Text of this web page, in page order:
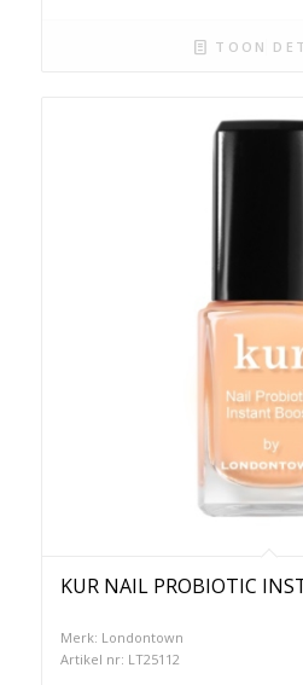
TOON
KUR NAIL PROBIOTIC
Merk: Londontown
Artikel nr: LT25112